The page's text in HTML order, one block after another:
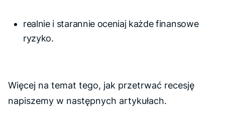
realnie i starannie oceniaj każde finansowe
ryzyko.
Więcej na temat tego, jak przetrwać recesję
napiszemy w następnych artykułach.